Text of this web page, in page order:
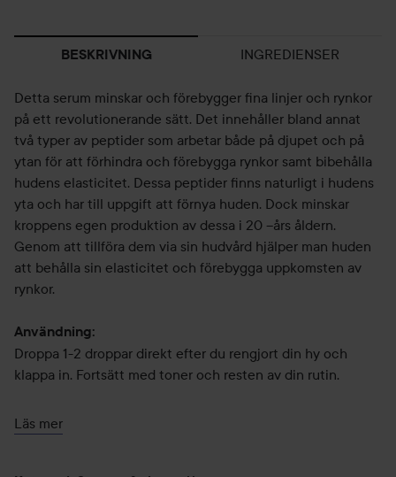
BESKRIVNING INGREDIENSER
Detta serum minskar och förebygger fina linjer och rynkor
på ett revolutionerande sätt. Det innehåller bland annat
två typer av peptider som arbetar både på djupet och på
ytan för att förhindra och förebygga rynkor samt bibehålla
hudens elasticitet. Dessa peptider finns naturligt i hudens
yta och har till uppgift att förnya huden. Dock minskar
kroppens egen produktion av dessa i 20 –års åldern.
Genom att tillföra dem via sin hudvård hjälper man huden
att behålla sin elasticitet och förebygga uppkomsten av
rynkor.
Användning:
Droppa 1-2 droppar direkt efter du rengjort din hy och
klappa in. Fortsätt med toner och resten av din rutin.
20 ml
Läs mer